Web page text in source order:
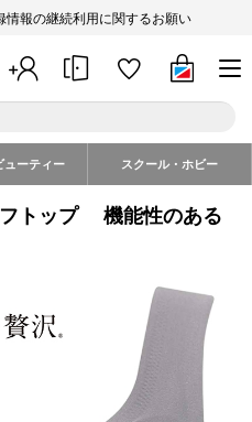
情報の継続利用に関するお願い
ューティー スクール・ホビー
トップ 機能性のある